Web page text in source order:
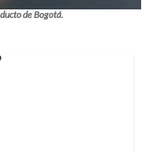
de Bogotá.